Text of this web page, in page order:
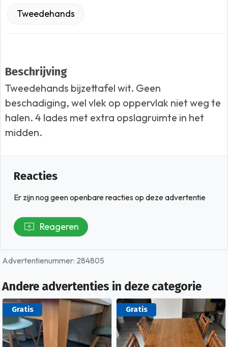
Tweedehands
Beschrijving
Tweedehands bijzettafel wit. Geen
beschadiging, wel vlek op oppervlak niet weg te
halen. 4 lades met extra opslagruimte in het
midden.
Reacties
Er zijn nog geen openbare reacties op deze advertentie
Reageren
Advertentienummer: 284805
Andere advertenties in deze categorie
Gratis Gratis